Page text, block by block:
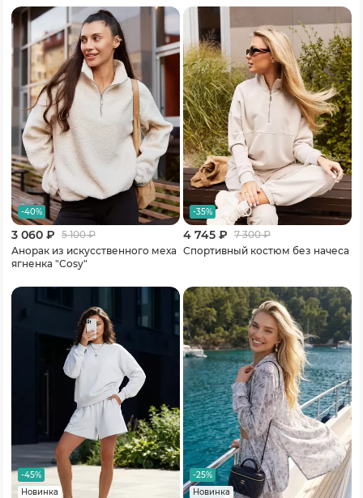
-40%
3 060 ₽ 5 100₽
Анорак из искусственного меха
ягненка "Cosy"
-35%
4 745 ₽ 7 300₽
Спортивный костюм без начеса
-45%
Новинка
-25%
Новинка